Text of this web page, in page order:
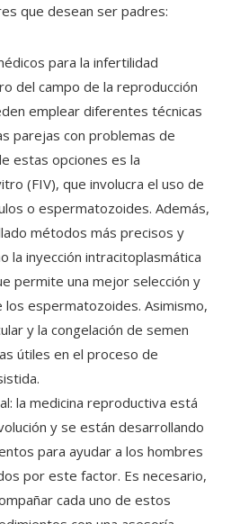
que desean ser padres:
para la infertilidad
del campo de la reproducción
emplear diferentes técnicas
parejas con problemas de
estas opciones es la
(FIV), que involucra el uso de
o espermatozoides. Además,
métodos más precisos y
la inyección intracitoplasmática
permite una mejor selección y
los espermatozoides. Asimismo,
y la congelación de semen
útiles en el proceso de
la medicina reproductiva está
y se están desarrollando
para ayudar a los hombres
por este factor. Es necesario,
cada uno de estos